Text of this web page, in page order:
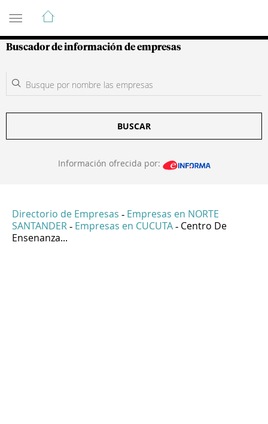
Guía de Empresas Colombianas
Buscador de información de empresas
BUSCAR
Información ofrecida por:
Directorio de Empresas - Empresas en NORTE
SANTANDER - Empresas en CUCUTA - Centro De
Ensenanza...